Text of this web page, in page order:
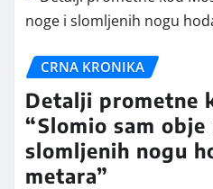
CRNA KRONIKA
Detalji prometne
“Slomio sam obje
slomljenih nogu
metara”